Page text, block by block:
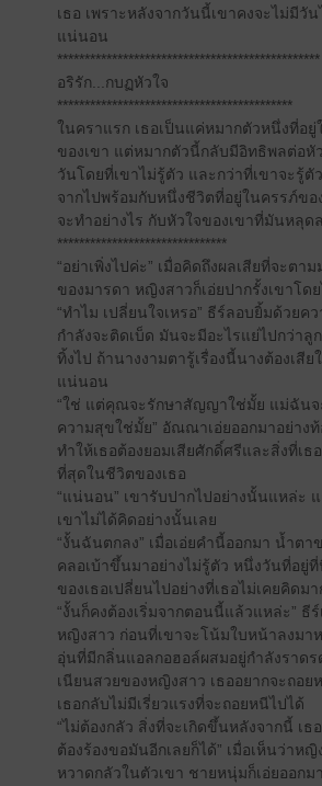
เธอ เพราะหลังจากวันนี้เขาคงจะไม่มีวั
แน่นอน
************************************************
อริรัก...กบฏหัวใจ
*******************************************
ในคราแรก เธอเป็นแค่หมากตัวหนึ่งที่อยู่
ของเขา แต่หมากตัวนี้กลับมีอิทธิพลต่อหั
วันโดยที่เขาไม่รู้ตัว และกว่าที่เขาจะรู้ตั
จากไปพร้อมกับหนึ่งชีวิตที่อยู่ในครรภ์ขอ
จะทำอย่างไร กับหัวใจของเขาที่มันหลุดล
*******************************
“อย่าเพิ่งไปค่ะ” เมื่อคิดถึงผลเสียที่จะตา
ของมารดา หญิงสาวก็เอ่ยปากรั้งเขาโด
“ทำไม เปลี่ยนใจเหรอ” ธีร์ลอบยิ้มด้วยค
กำลังจะติดเบ็ด มันจะมีอะไรแย่ไปกว่าลู
ทิ้งไป ถ้านางงามตารู้เรื่องนี้นางต้องเสีย
แน่นอน
“ใช่ แต่คุณจะรักษาสัญญาใช่มั้ย แม่ฉันจ
ความสุขใช่มั้ย” อัณณาเอ่ยออกมาอย่าง
ทำให้เธอต้องยอมเสียศักดิ์ศรีและสิ่งที่เธ
ที่สุดในชีวิตของเธอ
“แน่นอน” เขารับปากไปอย่างนั้นแหล่ะ
เขาไม่ได้คิดอย่างนั้นเลย
“งั้นฉันตกลง” เมื่อเอ่ยคำนี้ออกมา น้ำตา
คลอเบ้าขึ้นมาอย่างไม่รู้ตัว หนึ่งวันที่อยู่
ของเธอเปลี่ยนไปอย่างที่เธอไม่เคยคิดม
“งั้นก็คงต้องเริ่มจากตอนนี้แล้วแหล่ะ” ธี
หญิงสาว ก่อนที่เขาจะโน้มใบหน้าลงมา
อุ่นที่มีกลิ่นแอลกอฮอล์ผสมอยู่กำลังราดร
เนียนสวยของหญิงสาว เธออยากจะถอ
เธอกลับไม่มีเรี่ยวแรงที่จะถอยหนีไปได้
“ไม่ต้องกลัว สิ่งที่จะเกิดขึ้นหลังจากนี้ เธ
ต้องร้องขอมันอีกเลยก็ได้” เมื่อเห็นว่าห
หวาดกลัวในตัวเขา ชายหนุ่มก็เอ่ยออกม